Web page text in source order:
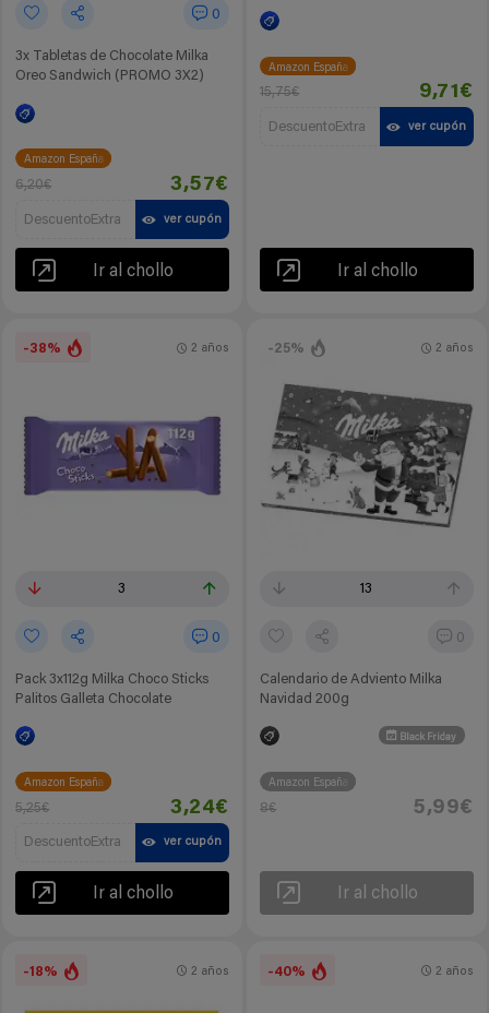
0
3x Tabletas de Chocolate Milka
Oreo Sandwich (PROMO 3X2)
Amazon España
6,20€ 3,57€
DescuentoExtra ver cupón
Ir al chollo
Amazon España
15,75€ 9,71€
DescuentoExtra ver cupón
Ir al chollo
-38%
3
0
Pack 3x112g Milka Choco Sticks
Palitos Galleta Chocolate
2 años
Amazon España
5,25€ 3,24€
DescuentoExtra ver cupón
Ir al chollo
-25%
13
0
Calendario de Adviento Milka
Navidad 200g
Black Friday
2 años
Amazon España
8€ 5,99€
Ir al chollo
-18% 2 años -40% 2 años